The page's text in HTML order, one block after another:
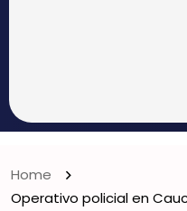
Home
Operativo policial en